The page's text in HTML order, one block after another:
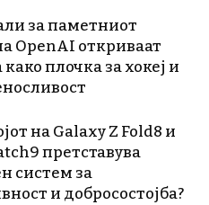
за паметниот
OpenAI откриваат
плочка за хокеј и
на Galaxy Z Fold8 и
претставува
систем за
и добросостојба?